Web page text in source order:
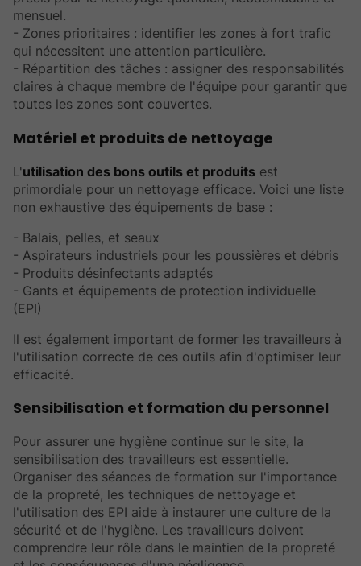
mensuel.
- Zones prioritaires : identifier les zones à fort trafic
qui nécessitent une attention particulière.
- Répartition des tâches : assigner des responsabilités
claires à chaque membre de l'équipe pour garantir que
toutes les zones sont couvertes.
Matériel et produits de nettoyage
L'utilisation des bons outils et produits est
primordiale pour un nettoyage efficace. Voici une liste
non exhaustive des équipements de base :
- Balais, pelles, et seaux
- Aspirateurs industriels pour les poussières et débris
- Produits désinfectants adaptés
- Gants et équipements de protection individuelle
(EPI)
Il est également important de former les travailleurs à
l'utilisation correcte de ces outils afin d'optimiser leur
efficacité.
Sensibilisation et formation du personnel
Pour assurer une hygiène continue sur le site, la
sensibilisation des travailleurs est essentielle.
Organiser des séances de formation sur l'importance
de la propreté, les techniques de nettoyage et
l'utilisation des EPI aide à instaurer une culture de la
sécurité et de l'hygiène. Les travailleurs doivent
comprendre leur rôle dans le maintien de la propreté